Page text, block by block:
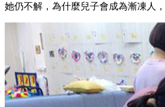
她仍不解，為什麼兒子會成為漸凍人，